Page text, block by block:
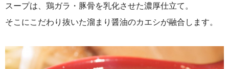
スープは、鶏ガラ・豚骨を乳化させた濃厚仕立て。
そこにこだわり抜いた溜まり醤油のカエシが融合します。